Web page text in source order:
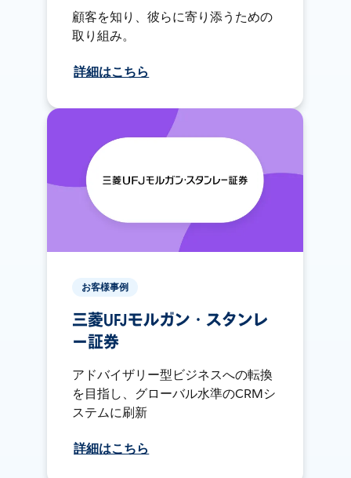
顧客を知り、彼らに寄り添うための
取り組み。
詳細はこちら
お客様事例
三菱UFJモルガン・スタンレ
ー証券
アドバイザリー型ビジネスへの転換
を目指し、グローバル水準のCRMシ
ステムに刷新
詳細はこちら